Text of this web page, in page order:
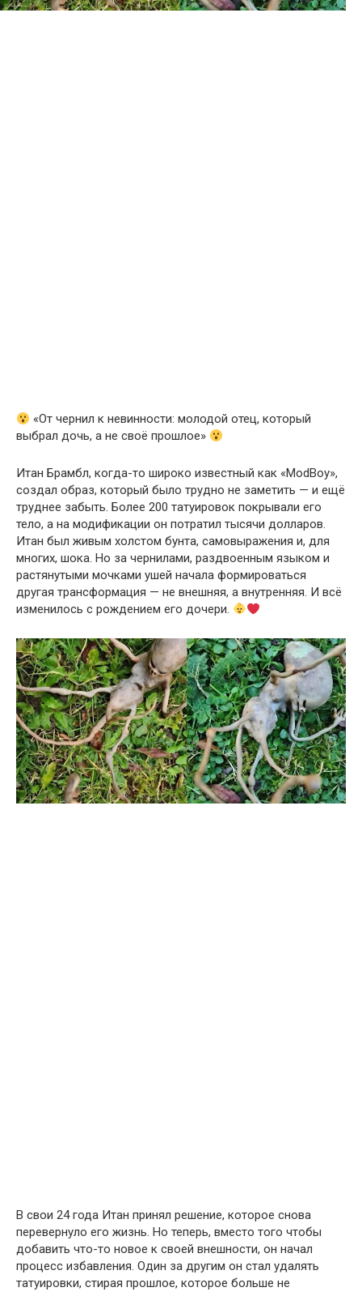
«От чернил к невинности: молодой отец, который
выбрал дочь, а не своё прошлое»
Итан Брамбл, когда-то широко известный как «ModBoy»,
создал образ, который было трудно не заметить — и ещё
труднее забыть. Более 200 татуировок покрывали его
тело, а на модификации он потратил тысячи долларов.
Итан был живым холстом бунта, самовыражения и, для
многих, шока. Но за чернилами, раздвоенным языком и
растянутыми мочками ушей начала формироваться
другая трансформация — не внешняя, а внутренняя. И всё
изменилось с рождением его дочери.
В свои 24 года Итан принял решение, которое снова
перевернуло его жизнь. Но теперь, вместо того чтобы
добавить что-то новое к своей внешности, он начал
процесс избавления. Один за другим он стал удалять
татуировки, стирая прошлое, которое больше не